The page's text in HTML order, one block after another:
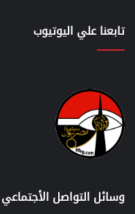
تابعنا علي اليوتيوب
وسائل التواصل الأجتماعي